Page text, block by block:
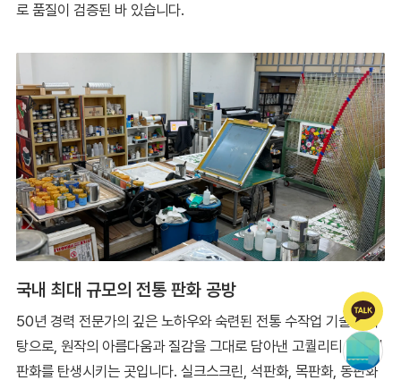
로 품질이 검증된 바 있습니다.
국내 최대 규모의 전통 판화 공방
50년 경력 전문가의 깊은 노하우와 숙련된 전통 수작업 기술을 바
탕으로, 원작의 아름다움과 질감을 그대로 담아낸 고퀄리티 에디션
판화를 탄생시키는 곳입니다. 실크스크린, 석판화, 목판화, 동판화